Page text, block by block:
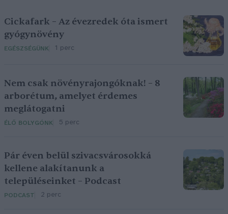
Cickafark – Az évezredek óta ismert
gyógynövény
EGÉSZSÉGÜNK 1 perc
Nem csak növényrajongóknak! – 8
arborétum, amelyet érdemes
meglátogatni
ÉLŐ BOLYGÓNK 5 perc
Pár éven belül szivacsvárosokká
kellene alakítanunk a
településeinket – Podcast
PODCAST 2 perc